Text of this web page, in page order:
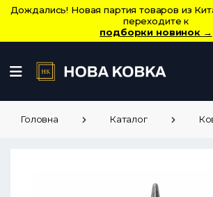
Дождались! Новая партия товаров из
переходите к
подборки новинок →
Головна Каталог